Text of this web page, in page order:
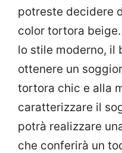
potreste decidere
color tortora
lo stile moderno, il
ottenere un
tortora chic e alla
caratterizzare il
potrà realizzare
che conferirà un